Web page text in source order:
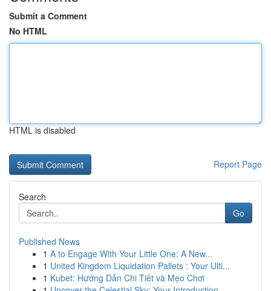
Submit a Comment
No HTML
HTML is disabled
Report Page
Search
Go
Published News
1 A to Engage With Your Little One: A New...
1 United Kingdom Liquidation Pallets : Your Ulti...
1 Kubet: Hướng Dẫn Chi Tiết và Mẹo Chơi